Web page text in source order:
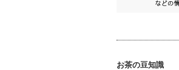
お茶の豆知識